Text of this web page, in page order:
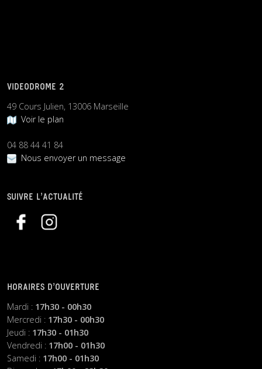
VIDEODROME 2
49 Cours Julien, 13006 Marseille
Voir le plan
04 88 44 41 84
Nous envoyer un message
SUIVRE L’ACTUALITÉ
HORAIRES D’OUVERTURE
Mardi : 17h30 - 00h30
Mercredi : 17h30 - 00h30
Jeudi : 17h30 - 01h30
Vendredi : 17h00 - 01h30
Samedi : 17h00 - 01h30